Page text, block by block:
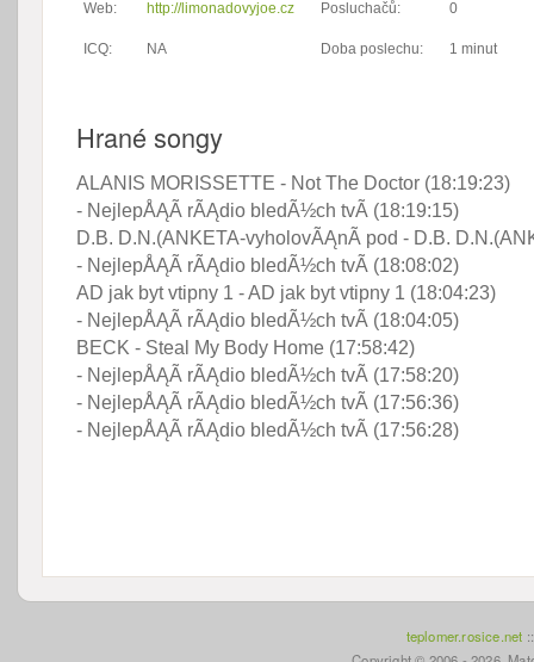
Web: http://limonadovyjoe.cz Posluchačů: 0
ICQ: NA Doba poslechu: 1 minut
Hrané songy
ALANIS MORISSETTE - Not The Doctor (18:19:23)
- NejlepÅĄÃ­ rÃĄdio bledÃ½ch tvÃ (18:19:15)
D.B. D.N.(ANKETA-vyholovÃĄnÃ­ pod - D.B.
- NejlepÅĄÃ­ rÃĄdio bledÃ½ch tvÃ (18:08:02)
AD jak byt vtipny 1 - AD jak byt vtipny 1 (18:04:23)
- NejlepÅĄÃ­ rÃĄdio bledÃ½ch tvÃ (18:04:05)
BECK - Steal My Body Home (17:58:42)
- NejlepÅĄÃ­ rÃĄdio bledÃ½ch tvÃ (17:58:20)
- NejlepÅĄÃ­ rÃĄdio bledÃ½ch tvÃ (17:56:36)
- NejlepÅĄÃ­ rÃĄdio bledÃ½ch tvÃ (17:56:28)
teplomer.rosice.net